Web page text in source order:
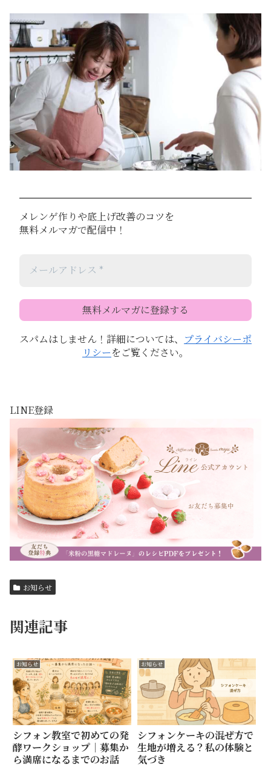
メレンゲ作りや底上げ改善のコツを
無料メルマガで配信中！
スパムはしません！詳細については、
プライバシーポ
リシーをご覧ください。
LINE登録
お知らせ
関連記事
お知らせ
シフォン教室で初めての発
酵ワークショップ｜募集か
ら満席になるまでのお話
お知らせ
シフォンケーキの混ぜ方で
生地が増える？私の体験と
気づき